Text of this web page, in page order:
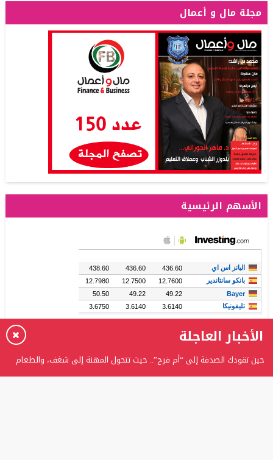
مجلة مال و أعمال
الأسهم الرئيسية
الأخبار العاجلة
حين تقودك الصدفة إلى “أم فرح”.. حيث تتحول المهنة إلى شغف، والطعام
إلى حكاية